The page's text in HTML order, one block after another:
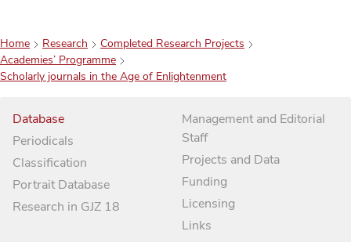
Home Research
Completed Research Projects
Academies’ Programme
Scholarly journals in the Age of Enlightenment
Database
Periodicals
Classification
Portrait Database
Research in GJZ 18
Management and Editorial
Staff
Projects and Data
Funding
Licensing
Links